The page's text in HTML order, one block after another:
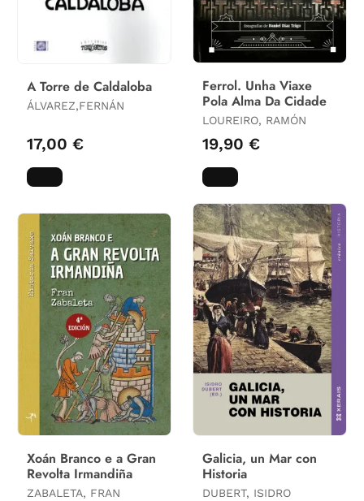
A Torre de Caldaloba
ÁLVAREZ,FERNÁN
17,00 €
Ferrol. Unha Viaxe
Pola Alma Da Cidade
LOUREIRO, RAMÓN
19,90 €
Xoán Branco e a Gran
Revolta Irmandiña
ZABALETA, FRAN
Galicia, un Mar con
Historia
DUBERT, ISIDRO